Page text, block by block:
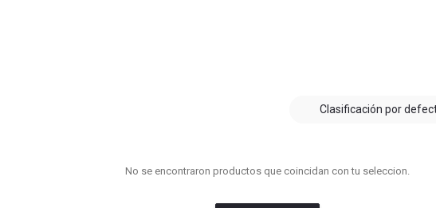
Clasificación por
No se encontraron productos que coincidan con tu seleccion.